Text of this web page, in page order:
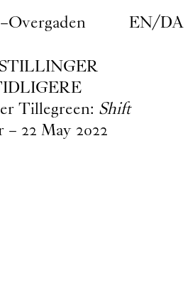
EN/DA
Tillegreen: Shift
– 22 May2022